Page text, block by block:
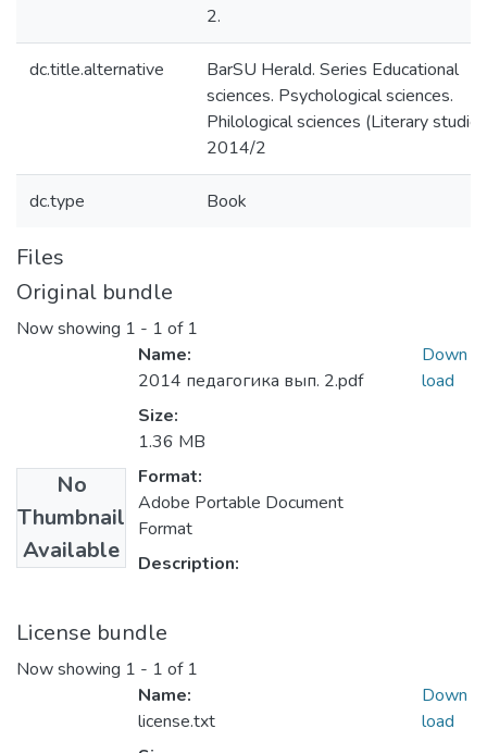
2.
dc.title.alternative
BarSU Herald. Series Educational
sciences. Psychological sciences.
Philological sciences (Literary
2014/2
dc.type Book
Files
Original bundle
Now showing 1 - 1 of 1
No
Thumbnail
Available
Name:
2014 педагогика вып. 2.pdf
Size:
1.36 MB
Format:
Adobe Portable Document
Format
Description:
Down
load
License bundle
Now showing 1 - 1 of 1
Name:
license.txt
Down
load